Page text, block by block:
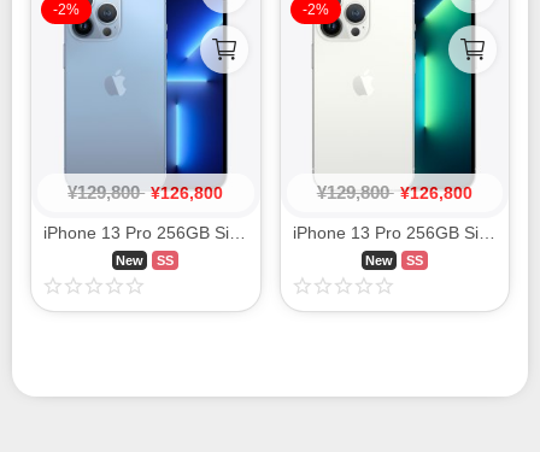
-2%
¥129,800 ¥126,800
New SS
-2%
¥129,800 ¥126,800
iPhone 13 Pro 256GB Silver MLUP3J/A SIM FREE
New SS